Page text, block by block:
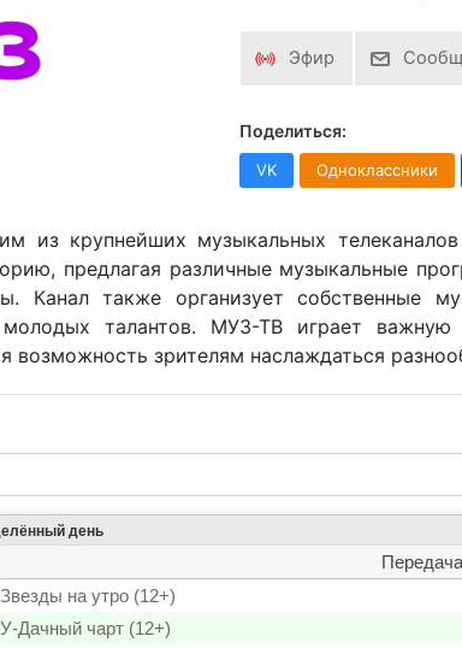
Эфир
Поделиться:
VK Одноклассники
из крупнейших музыкальных
предлагая различные музыкальные
Канал также организует собственные
талантов. МУЗ-ТВ играет
возможность зрителям наслаждаться
день
Передача
Звезды на утро (12+)
У-Дачный чарт (12+)